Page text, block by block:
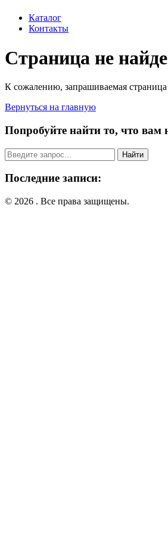
Каталог
Контакты
Страница не
К сожалению, запрашиваемая страница
Вернуться на главную
Попробуйте найти то, что вам
Поиск:
Последние записи:
© 2026 . Все права защищены.